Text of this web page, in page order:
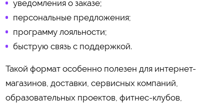
уведомления о заказе;
персональные предложения;
программу лояльности;
быструю связь с поддержкой.
Такой формат особенно полезен для интернет-
магазинов, доставки, сервисных компаний,
образовательных проектов, фитнес-клубов,